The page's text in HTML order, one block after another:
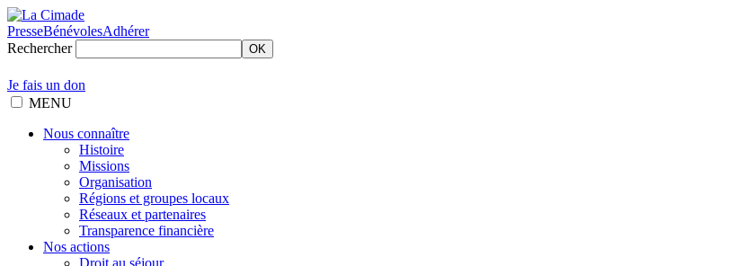
PresseBénévolesAdhérer
Rechercher
OK
Je fais un don
MENU
Nous connaître
Histoire
Missions
Organisation
Régions et groupes locaux
Réseaux et partenaires
Transparence financière
Nos actions
Droit au séjour